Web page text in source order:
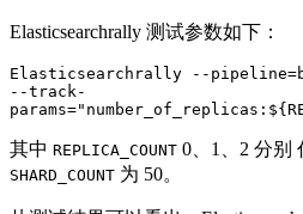
Elasticsearchrally 测试参数如下：
Elasticsearchrally --
--track-
其中 REPLICA_COUNT 0、1、2 分别
SHARD_COUNT 为 50。